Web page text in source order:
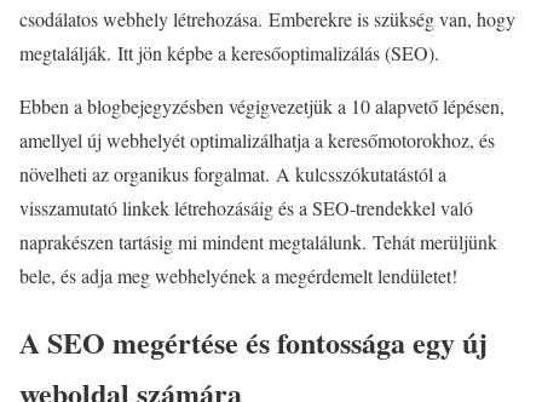
csodálatos webhely létrehozása. Emberekre is szükség van, hogy
megtalálják. Itt jön képbe a keresőoptimalizálás (SEO).
Ebben a blogbejegyzésben végigvezetjük a 10 alapvető lépésen,
amellyel új webhelyét optimalizálhatja a keresőmotorokhoz, és
növelheti az organikus forgalmat. A kulcsszókutatástól a
visszamutató linkek létrehozásáig és a SEO-trendekkel való
naprakészen tartásig mi mindent megtalálunk. Tehát merüljünk
bele, és adja meg webhelyének a megérdemelt lendületet!
A SEO megértése és fontossága egy új
weboldal számára